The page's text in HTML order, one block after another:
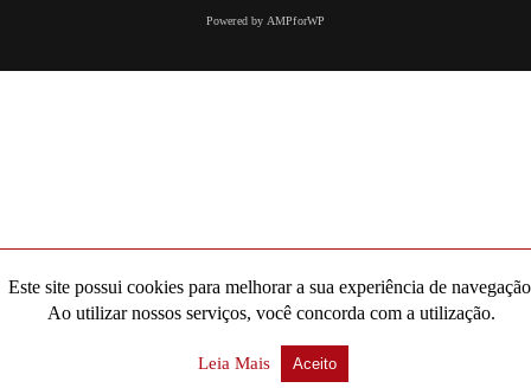
Powered by AMPforWP
Este site possui cookies para melhorar a sua experiência de
Ao utilizar nossos serviços, você concorda com a utilização.
Leia Mais Aceito